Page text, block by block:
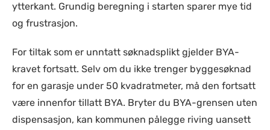
ytterkant. Grundig beregning i starten sparer mye tid
og frustrasjon.
For tiltak som er unntatt søknadsplikt gjelder BYA-
kravet fortsatt. Selv om du ikke trenger byggesøknad
for en garasje under 50 kvadratmeter, må den fortsatt
være innenfor tillatt BYA. Bryter du BYA-grensen uten
dispensasjon, kan kommunen pålegge riving uansett